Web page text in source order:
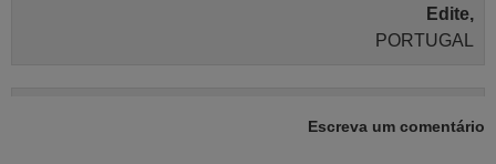
Edite,
PORTUGAL
Escreva um comentário